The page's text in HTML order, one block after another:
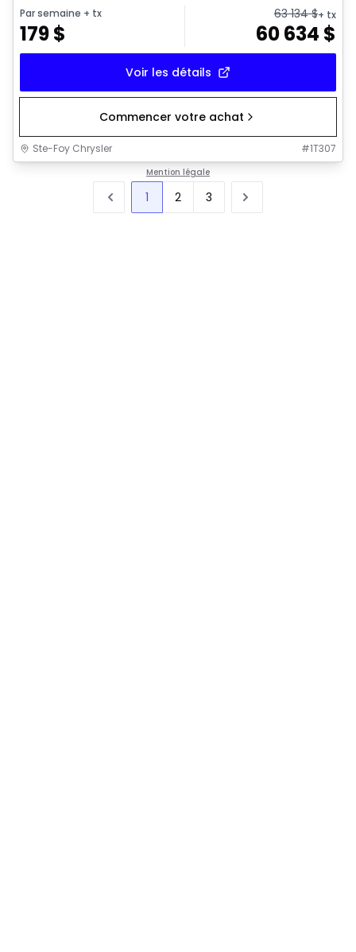
Par semaine + tx
179$
63 134$+ tx
60 634 $
Voir les détails
Commencer votre achat
Ste-Foy Chrysler #1T307
Mention légale
1 2 3